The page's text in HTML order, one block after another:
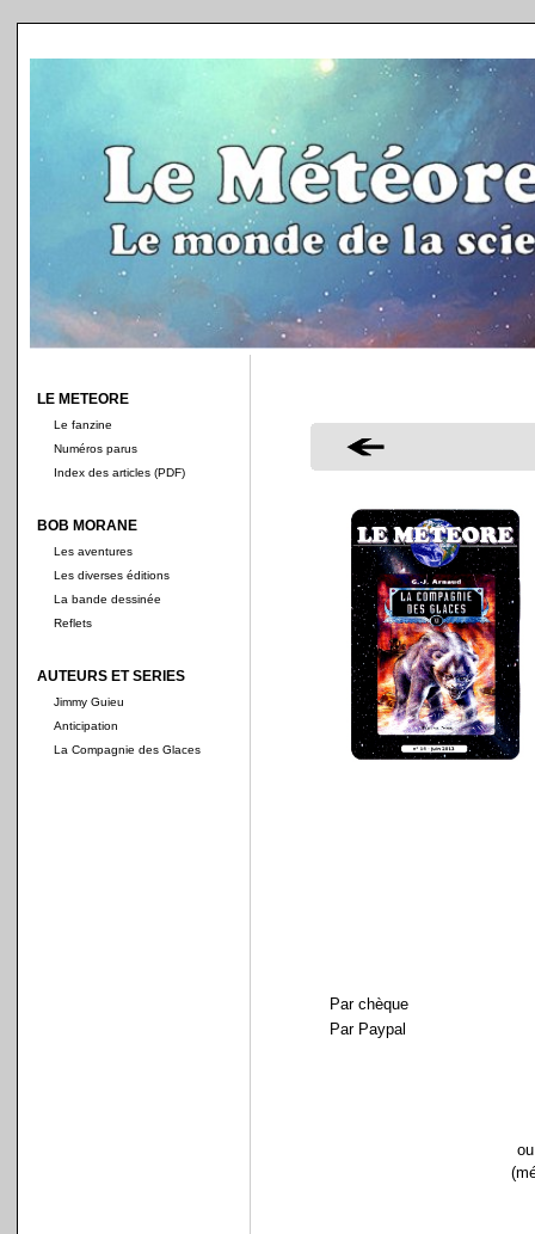
LE METEORE
Le fanzine
Numéros parus
Index des articles (PDF)
BOB MORANE
Les aventures
Les diverses éditions
La bande dessinée
Reflets
AUTEURS ET SERIES
Jimmy Guieu
Anticipation
La Compagnie des Glaces
Par chèque
Par Paypal